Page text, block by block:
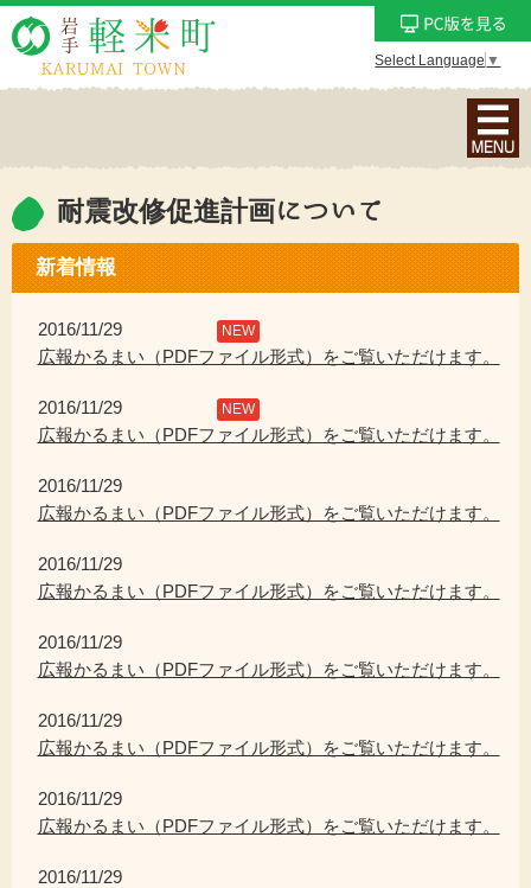
Select Language ▼
ナ
ビ
ョ
ン
ニ
を
耐震改修促進計画について
新着情報
2016/11/29 NEW
広報かるまい（PDFファイル形式）をご覧いただけます。
2016/11/29 NEW
広報かるまい（PDFファイル形式）をご覧いただけます。
2016/11/29
広報かるまい（PDFファイル形式）をご覧いただけます。
2016/11/29
広報かるまい（PDFファイル形式）をご覧いただけます。
2016/11/29
広報かるまい（PDFファイル形式）をご覧いただけます。
2016/11/29
広報かるまい（PDFファイル形式）をご覧いただけます。
2016/11/29
広報かるまい（PDFファイル形式）をご覧いただけます。
2016/11/29